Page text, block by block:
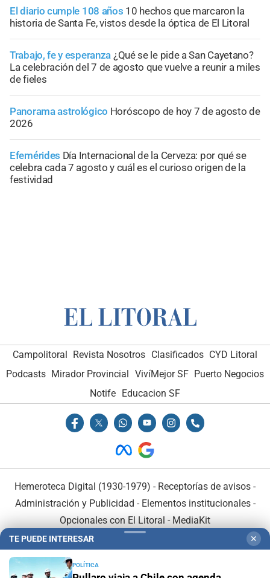
El diario cumple 108 años 10 hechos que marcaron la
historia de Santa Fe, vistos desde la óptica de El Litoral
Trabajo, fe y esperanza ¿Qué se le pide a San Cayetano?
La celebración del 7 de agosto que vuelve a reunir a miles
de fieles
Panorama astrológico Horóscopo de hoy 7 de agosto de
2026
Efemérides Día Internacional de la Cerveza: por qué se
celebra cada 7 agosto y cuál es el curioso origen de la
festividad
Campolitoral Revista Nosotros Clasificados CYD Litoral
Podcasts Mirador Provincial VivíMejor SF Puerto Negocios
Notife
Educacion SF
Hemeroteca Digital (1930-1979) - Receptorías de avisos -
Administración y Publicidad - Elementos institucionales-
Opcionales con El Litoral - MediaKit
TE PUEDE INTERESAR ✕
POLÍTICA